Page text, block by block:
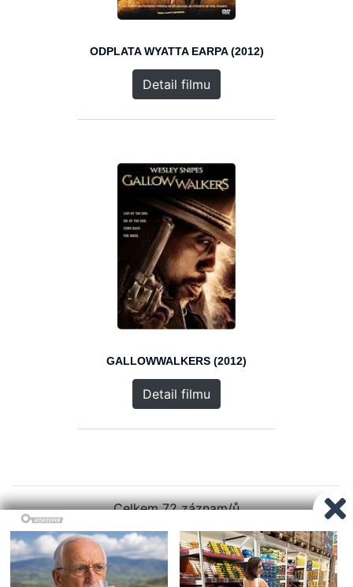
ODPLATA WYATTA EARPA (2012)
Detail filmu
GALLOWWALKERS (2012)
Detail filmu
Celkem 72 záznam/ů
1 2 3